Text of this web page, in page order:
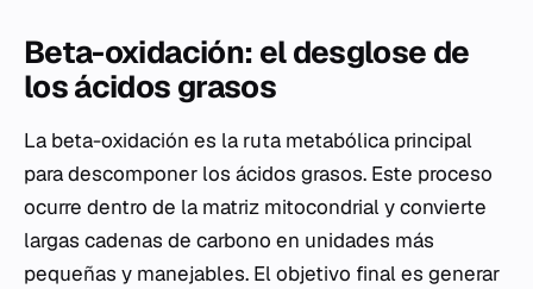
Beta-oxidación: el desglose de
los ácidos grasos
La beta-oxidación es la ruta metabólica principal
para descomponer los ácidos grasos. Este proceso
ocurre dentro de la matriz mitocondrial y convierte
largas cadenas de carbono en unidades más
pequeñas y manejables. El objetivo final es generar